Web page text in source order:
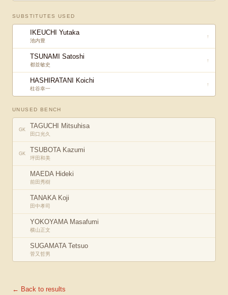
SUBSTITUTES USED
IKEUCHI Yutaka
池内豊
↑
TSUNAMI Satoshi
都並敏史
↑
HASHIRATANI Koichi
柱谷幸一
↑
UNUSED BENCH
GK TAGUCHI Mitsuhisa
田口光久
GK TSUBOTA Kazumi
坪田和美
MAEDA Hideki
前田秀樹
TANAKA Koji
田中孝司
YOKOYAMA Masafumi
横山正文
SUGAMATA Tetsuo
菅又哲男
← Back to results